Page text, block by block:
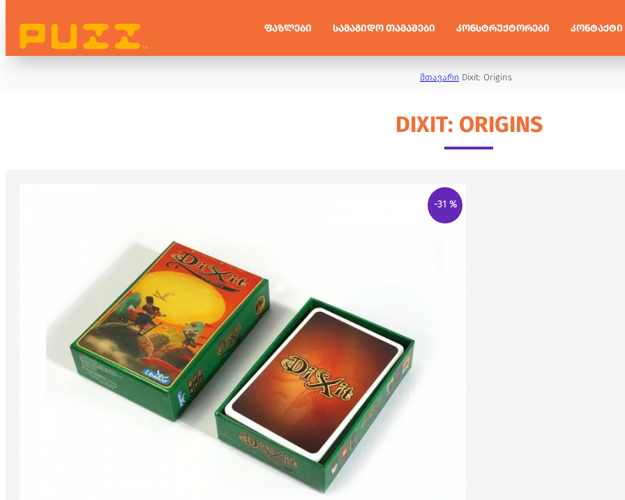
ᲤᲐᲖᲚᲔᲑᲘ ᲡᲐᲛᲐᲒᲘᲓᲝ ᲗᲐᲛᲐᲨᲔᲑᲘ ᲙᲝᲜᲡᲢᲠᲣᲥᲢᲝᲠᲔᲑᲘ ᲙᲝᲜᲢᲐᲥᲢᲘ
მთავარი Dixit: Origins
DIXIT: ORIGINS
-31 %